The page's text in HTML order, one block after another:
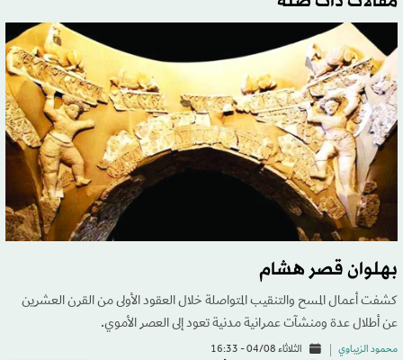
بهلوان قصر هشام
كشفت أعمال المسح والتنقيب المتواصلة خلال العقود الأولى من القرن العشرين
عن أطلال عدة ومنشآت عمرانية مدنية تعود إلى العصر الأموي.
محمود الزيباوي الثلاثاء 04/08 - 16:33